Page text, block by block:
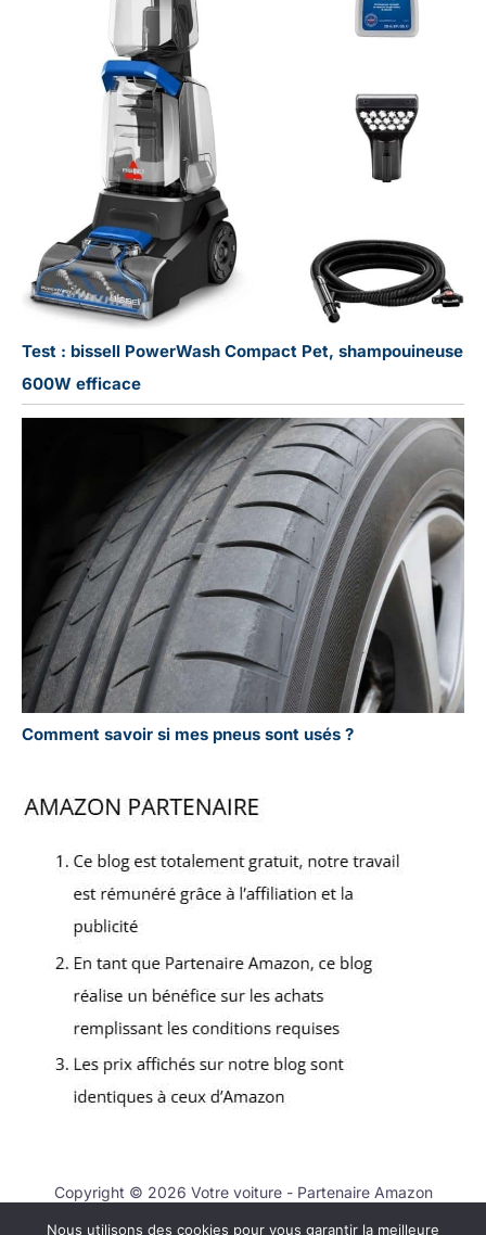
Test : bissell PowerWash Compact Pet, shampouineuse
600W efficace
Comment savoir si mes pneus sont usés ?
Copyright © 2026 Votre voiture - Partenaire Amazon
Contact
Nous utilisons des cookies pour vous garantir la meilleure